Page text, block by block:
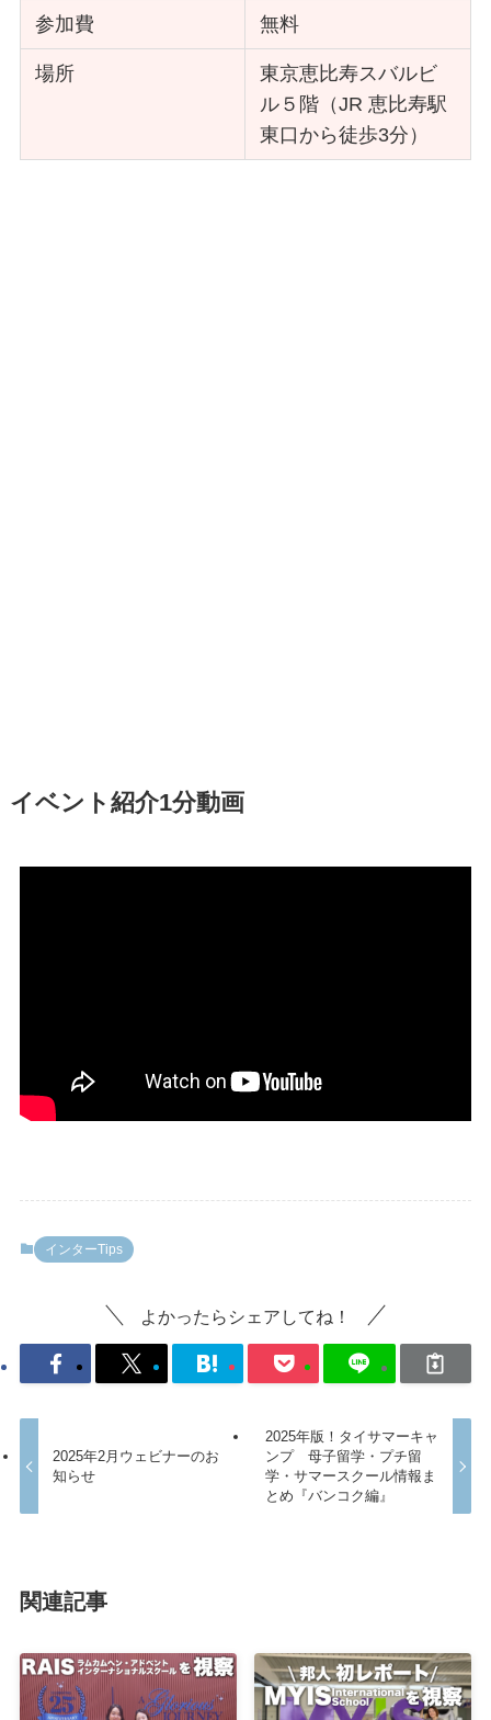
参加費 無料
場所
東京恵比寿スバルビ
ル５階（JR 恵比寿駅
東口から徒歩3分）
イベント紹介1分動画
インターTips
よかったらシェアしてね！
2025年2月ウェビナーのお
知らせ
2025年版！タイサマーキャ
ンプ 母子留学・プチ留
学・サマースクール情報ま
とめ『バンコク編』
関連記事